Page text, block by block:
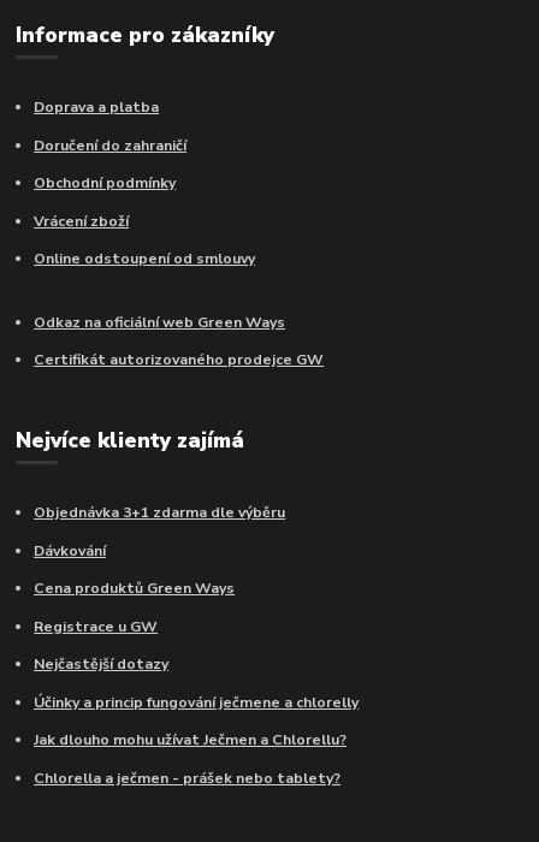
Informace pro zákazníky
Doprava a platba
Doručení do zahraničí
Obchodní podmínky
Vrácení zboží
Online odstoupení od smlouvy
Odkaz na oficiální web Green Ways
Certifikát autorizovaného prodejce GW
Nejvíce klienty zajímá
Objednávka 3+1 zdarma dle výběru
Dávkování
Cena produktů Green Ways
Registrace u GW
Nejčastější dotazy
Účinky a princip fungování ječmene a chlorelly
Jak dlouho mohu užívat Ječmen a Chlorellu?
Chlorella a ječmen - prášek nebo tablety?